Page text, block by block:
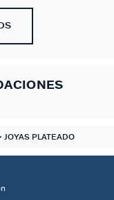
JOYAS PLATEADO